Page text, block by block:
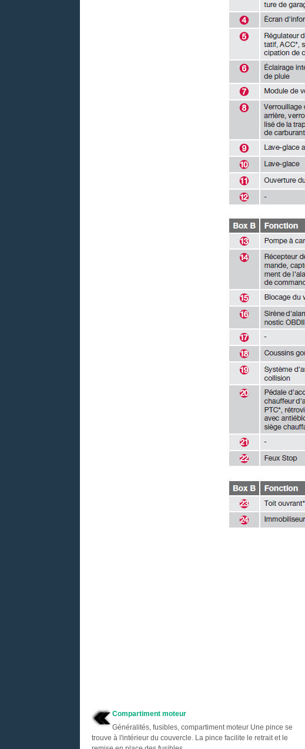
Compartiment moteur
Généralités, fusibles, compartiment moteur Une pince se
trouve à l'intérieur du couvercle. La pince facilite le retrait et le